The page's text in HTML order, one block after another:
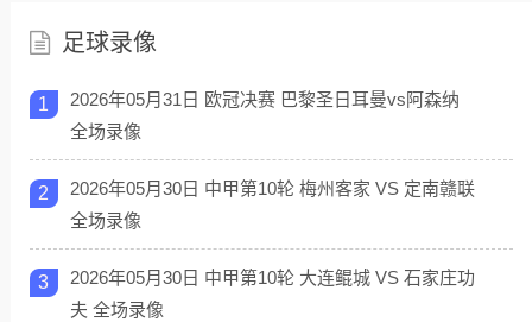
足球录像
1
2026年05月31日 欧冠决赛 巴黎圣日耳曼vs阿森纳
全场录像
2
2026年05月30日 中甲第10轮 梅州客家 VS 定南赣联
全场录像
3
2026年05月30日 中甲第10轮 大连鲲城 VS 石家庄功
夫 全场录像